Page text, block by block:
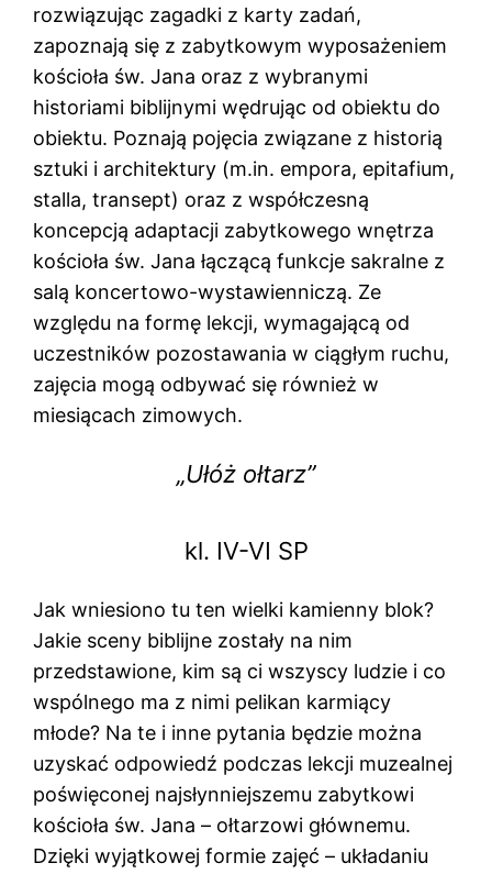
rozwiązując zagadki z karty zadań,
zapoznają się z zabytkowym wyposażeniem
kościoła św. Jana oraz z wybranymi
historiami biblijnymi wędrując od obiektu do
obiektu. Poznają pojęcia związane z historią
sztuki i architektury (m.in. empora, epitafium,
stalla, transept) oraz z współczesną
koncepcją adaptacji zabytkowego wnętrza
kościoła św. Jana łączącą funkcje sakralne z
salą koncertowo-wystawienniczą. Ze
względu na formę lekcji, wymagającą od
uczestników pozostawania w ciągłym ruchu,
zajęcia mogą odbywać się również w
miesiącach zimowych.
„Ułóż ołtarz”
kl. IV-VI SP
Jak wniesiono tu ten wielki kamienny blok?
Jakie sceny biblijne zostały na nim
przedstawione, kim są ci wszyscy ludzie i co
wspólnego ma z nimi pelikan karmiący
młode? Na te i inne pytania będzie można
uzyskać odpowiedź podczas lekcji muzealnej
poświęconej najsłynniejszemu zabytkowi
kościoła św. Jana – ołtarzowi głównemu.
Dzięki wyjątkowej formie zajęć – układaniu